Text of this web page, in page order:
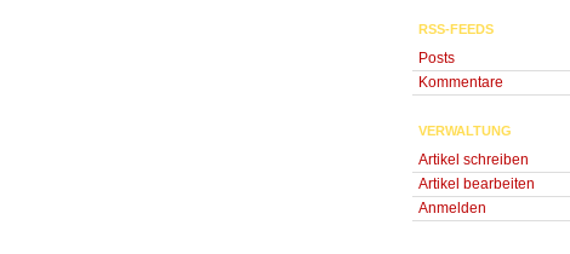
RSS-FEEDS
Posts
Kommentare
VERWALTUNG
Artikel schreiben
Artikel bearbeiten
Anmelden